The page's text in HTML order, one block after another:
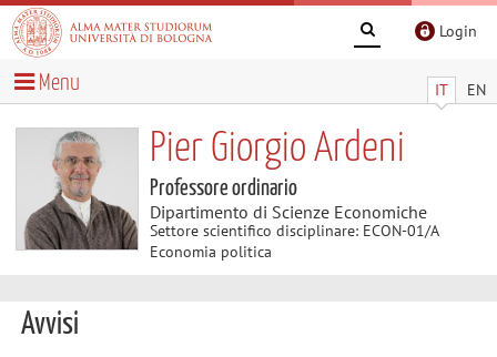
Login
IT EN
Menu
Pier Giorgio Ardeni
Professore ordinario
Dipartimento di Scienze Economiche
Settore scientifico disciplinare: ECON-01/A
Economia politica
Avvisi